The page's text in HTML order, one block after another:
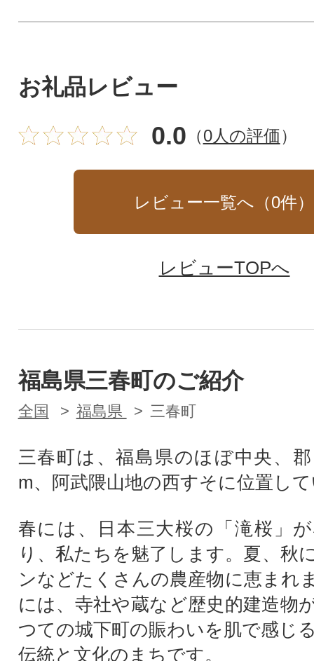
お礼品レビュー
0.0 （0人の評価）
レビュー一覧へ（0件）
レビューTOPへ
福島県三春町のご紹介
全国 福島県 三春町
三春町は、福島県のほぼ中央、
m、阿武隈山地の西すそに位置し
春には、日本三大桜の「滝桜」
り、私たちを魅了します。夏、秋
ンなどたくさんの農産物に恵まれ
には、寺社や蔵など歴史的建造物
つての城下町の賑わいを肌で感じ
伝統と文化のまちです。